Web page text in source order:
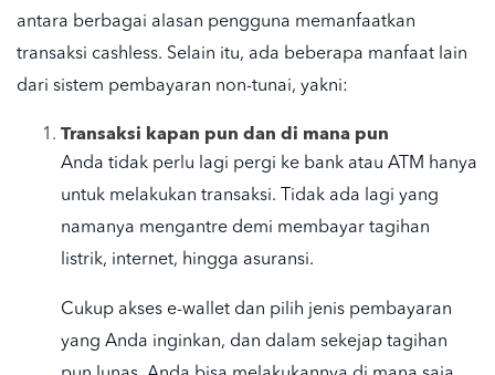
antara berbagai alasan pengguna memanfaatkan
transaksi cashless. Selain itu, ada beberapa manfaat lain
dari sistem pembayaran non-tunai, yakni:
Transaksi kapan pun dan di mana pun
Anda tidak perlu lagi pergi ke bank atau ATM hanya
untuk melakukan transaksi. Tidak ada lagi yang
namanya mengantre demi membayar tagihan
listrik, internet, hingga asuransi.
Cukup akses e-wallet dan pilih jenis pembayaran
yang Anda inginkan, dan dalam sekejap tagihan